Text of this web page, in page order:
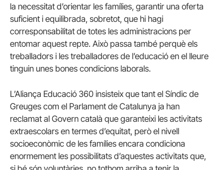
la necessitat d’orientar les famílies, garantir una oferta
suficient i equilibrada, sobretot, que hi hagi
corresponsabilitat de totes les administracions per
entomar aquest repte. Això passa també perquè els
treballadors i les treballadores de l’educació en el lleure
tinguin unes bones condicions laborals.
L’Aliança Educació 360 insisteix que tant el Síndic de
Greuges com el Parlament de Catalunya ja han
reclamat al Govern català que garanteixi les activitats
extraescolars en termes d’equitat, però el nivell
socioeconòmic de les famílies encara condiciona
enormement les possibilitats d’aquestes activitats que,